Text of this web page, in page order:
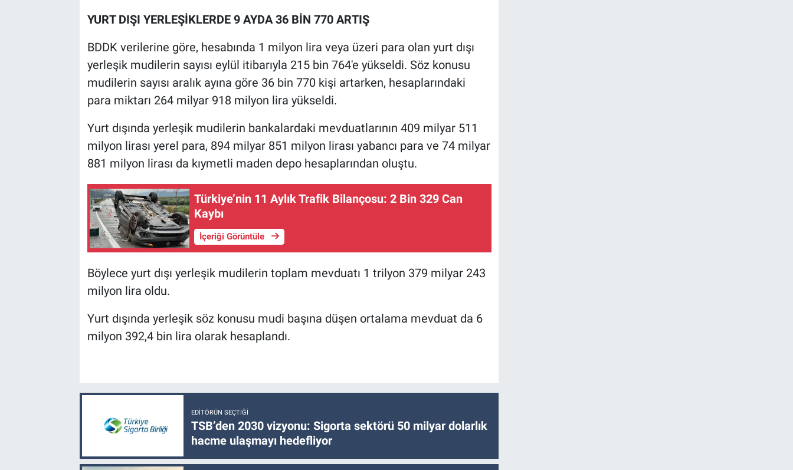
YURT DIŞI YERLEŞİKLERDE 9 AYDA 36 BİN 770 ARTIŞ
BDDK verilerine göre, hesabında 1 milyon lira veya üzeri para olan yurt dışı
yerleşik mudilerin sayısı eylül itibarıyla 215 bin 764'e yükseldi. Söz konusu
mudilerin sayısı aralık ayına göre 36 bin 770 kişi artarken, hesaplarındaki
para miktarı 264 milyar 918 milyon lira yükseldi.
Yurt dışında yerleşik mudilerin bankalardaki mevduatlarının 409 milyar 511
milyon lirası yerel para, 894 milyar 851 milyon lirası yabancı para ve 74 milyar
881 milyon lirası da kıymetli maden depo hesaplarından oluştu.
Türkiye’nin 11 Aylık Trafik Bilançosu: 2 Bin 329 Can
Kaybı
İçeriği Görüntüle
Böylece yurt dışı yerleşik mudilerin toplam mevduatı 1 trilyon 379 milyar 243
milyon lira oldu.
Yurt dışında yerleşik söz konusu mudi başına düşen ortalama mevduat da 6
milyon 392,4 bin lira olarak hesaplandı.
EDITÖRÜN SEÇTIĞI
TSB’den 2030 vizyonu: Sigorta sektörü 50 milyar dolarlık
hacme ulaşmayı hedefliyor